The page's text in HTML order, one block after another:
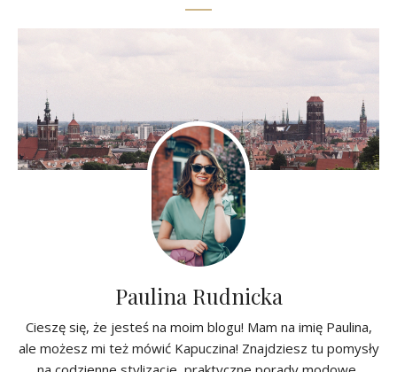
Paulina Rudnicka
Cieszę się, że jesteś na moim blogu! Mam na imię Paulina,
ale możesz mi też mówić Kapuczina! Znajdziesz tu pomysły